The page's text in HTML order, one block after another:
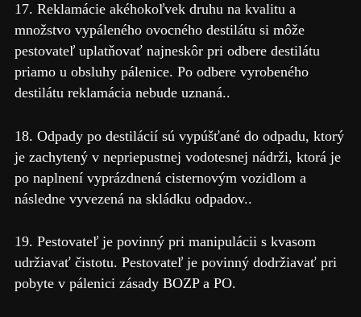
17. Reklamácie akéhokoľvek druhu na kvalitu a
množstvo vypáleného ovocného destilátu si môže
pestovateľ uplatňovať najneskôr pri odbere destilátu
priamo u obsluhy pálenice. Po odbere vyrobeného
destilátu reklamácia nebude uznaná..
18. Odpady po destilácií sú vypúšťané do odpadu, ktorý
je zachytený v nepriepustnej vodotesnej nádrži, ktorá je
po naplnení vyprázdnená cisternovým vozidlom a
následne vyvezená na skládku odpadov..
19. Pestovateľ je povinný pri manipulácii s kvasom
udržiavať čistotu. Pestovateľ je povinný dodržiavať pri
pobyte v pálenici zásady BOZP a PO.